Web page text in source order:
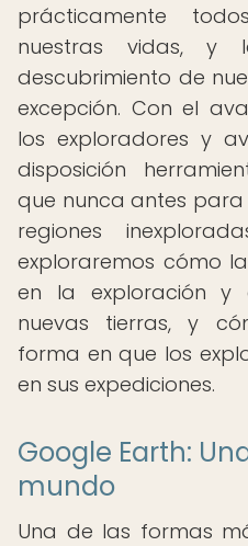
prácticamente
nuestras vidas, y
descubrimiento de
excepción. Con el
los exploradores y
disposición
que nunca antes
regiones
exploraremos cómo
en la exploración y
nuevas tierras, y
forma en que los
en sus expediciones.
Google Earth:
mundo
Una de las formas